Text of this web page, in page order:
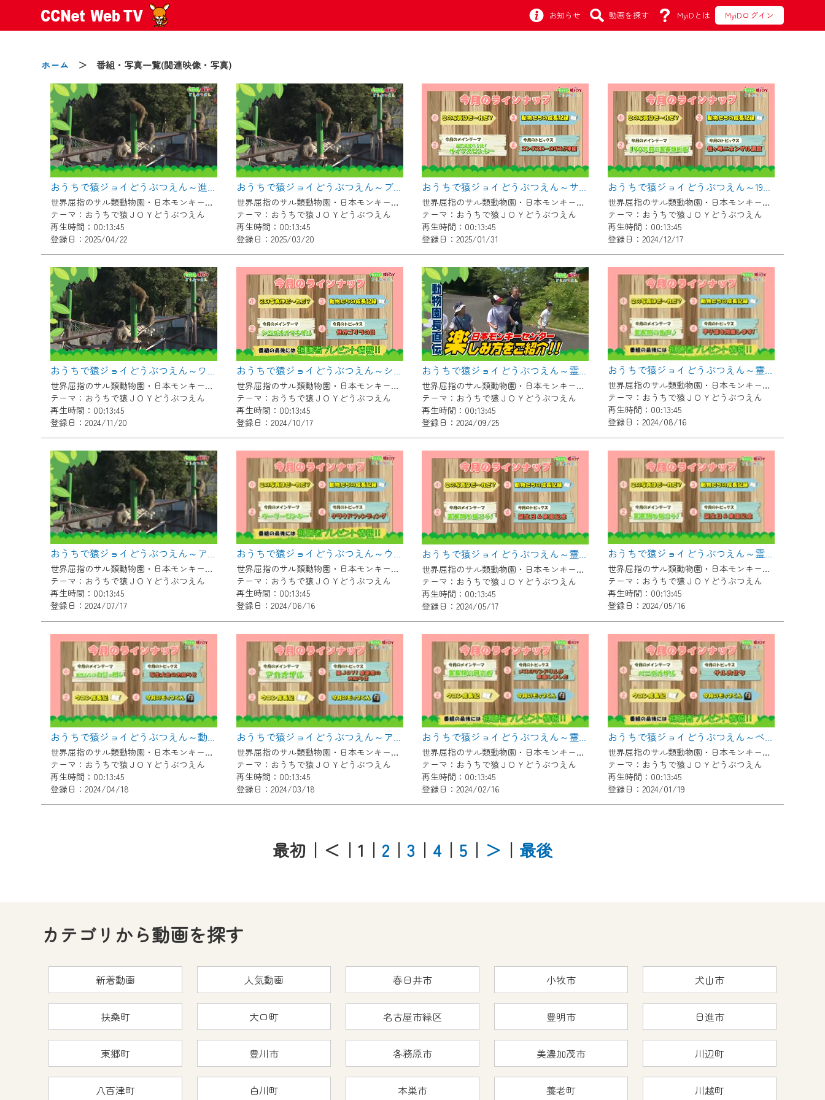
お知らせ 動画を探す MyiDとは MyiDログイン
ホーム ＞ 番組・写真一覧(関連映像・写真)
おうちで猿ジョイどうぶつえん～進化ってどういうこと？～（2025年3月16日初回放送）
世界屈指のサル類動物園・日本モンキーセンター協力の親子で学べる動物番組。
テーマ：おうちで猿ＪＯＹどうぶつえん
再生時間：00:13:45
登録日：2025/04/22
おうちで猿ジョイどうぶつえん～ブラッザグエノン～（2025年2月16日初回放送）
世界屈指のサル類動物園・日本モンキーセンター協力の親子で学べる動物番組。
テーマ：おうちで猿ＪＯＹどうぶつえん
再生時間：00:13:45
登録日：2025/03/20
おうちで猿ジョイどうぶつえん～サイクスモンキー～（2024年12月16日初回放送）
世界屈指のサル類動物園・日本モンキーセンター協力の親子で学べる動物番組。
テーマ：おうちで猿ＪＯＹどうぶつえん
再生時間：00:13:45
登録日：2025/01/31
おうちで猿ジョイどうぶつえん～190年前の霊長類図鑑～（2024年11月16日初回放送）
世界屈指のサル類動物園・日本モンキーセンター協力の親子で学べる動物番組。
テーマ：おうちで猿ＪＯＹどうぶつえん
再生時間：00:13:45
登録日：2024/12/17
おうちで猿ジョイどうぶつえん～ワオキツネザル～（2024年10月16日初回放送）
世界屈指のサル類動物園・日本モンキーセンター協力の親子で学べる動物番組。
テーマ：おうちで猿ＪＯＹどうぶつえん
再生時間：00:13:45
登録日：2024/11/20
おうちで猿ジョイどうぶつえん～シロガオオマキザル～（2024年9月16日初回放送）
世界屈指のサル類動物園・日本モンキーセンター協力の親子で学べる動物番組。
テーマ：おうちで猿ＪＯＹどうぶつえん
再生時間：00:13:45
登録日：2024/10/17
おうちで猿ジョイどうぶつえん～霊長類だけじゃない！？ 夏休みは日本モンキーセンターへ！～（2024年8月16日初回放送）
世界屈指のサル類動物園・日本モンキーセンター協力の親子で学べる動物番組。
テーマ：おうちで猿ＪＯＹどうぶつえん
再生時間：00:13:45
登録日：2024/09/25
おうちで猿ジョイどうぶつえん～霊長類の音声～（2024年7月16日初回放送）
世界屈指のサル類動物園・日本モンキーセンター協力の親子で学べる動物番組。
テーマ：おうちで猿ＪＯＹどうぶつえん
再生時間：00:13:45
登録日：2024/08/16
おうちで猿ジョイどうぶつえん～アンゴラコロブス～（2024年6月16日初回放送）
世界屈指のサル類動物園・日本モンキーセンター協力の親子で学べる動物番組。
テーマ：おうちで猿ＪＯＹどうぶつえん
再生時間：00:13:45
登録日：2024/07/17
おうちで猿ジョイどうぶつえん～ウーリーモンキー～（2024年5月16日初回放送）
世界屈指のサル類動物園・日本モンキーセンター協力の親子で学べる動物番組。
テーマ：おうちで猿ＪＯＹどうぶつえん
再生時間：00:13:45
登録日：2024/06/16
おうちで猿ジョイどうぶつえん～霊長類を描こう～（2024年4月16日初回放送）
世界屈指のサル類動物園・日本モンキーセンター協力の親子で学べる動物番組。
テーマ：おうちで猿ＪＯＹどうぶつえん
再生時間：00:13:45
登録日：2024/05/17
おうちで猿ジョイどうぶつえん～霊長類を描こう～（2024年4月16日初回放送）
世界屈指のサル類動物園・日本モンキーセンター協力の親子で学べる動物番組。
テーマ：おうちで猿ＪＯＹどうぶつえん
再生時間：00:13:45
登録日：2024/05/16
おうちで猿ジョイどうぶつえん～動物たちのお引越し～（2024年3月16日初回放送）
世界屈指のサル類動物園・日本モンキーセンター協力の親子で学べる動物番組。
テーマ：おうちで猿ＪＯＹどうぶつえん
再生時間：00:13:45
登録日：2024/04/18
おうちで猿ジョイどうぶつえん～アカオザル～（2024年2月16日初回放送）
世界屈指のサル類動物園・日本モンキーセンター協力の親子で学べる動物番組。
テーマ：おうちで猿ＪＯＹどうぶつえん
再生時間：00:13:45
登録日：2024/03/18
おうちで猿ジョイどうぶつえん～霊長類の研究者～（2024年1月16日初回放送）
世界屈指のサル類動物園・日本モンキーセンター協力の親子で学べる動物番組。
テーマ：おうちで猿ＪＯＹどうぶつえん
再生時間：00:13:45
登録日：2024/02/16
おうちで猿ジョイどうぶつえん～ベニガオザル～（2023年12月16日初回放送）
世界屈指のサル類動物園・日本モンキーセンター協力の親子で学べる動物番組。
テーマ：おうちで猿ＪＯＹどうぶつえん
再生時間：00:13:45
登録日：2024/01/19
最初 ｜＜ ｜1 ｜ 2 ｜ 3 ｜ 4 ｜ 5 ｜ ＞ ｜ 最後
カテゴリから動画を探す
新着動画 人気動画 春日井市 小牧市 犬山市
扶桑町 大口町 名古屋市緑区 豊明市 日進市
東郷町 豊川市 各務原市 美濃加茂市 川辺町
八百津町 白川町 本巣市 養老町 川越町
お知らせ
2024/09/02
動画配信サービス『CCNet Web TV』は2024年9月24日からリニューアルします！
【変更点】
◆デザイン変更により、お住まいの地域の動画コンテンツが一目瞭然。
◆当社アプリやＰＣブラウザから、いつでも・どこでも・外出先でも！
CCNetサービスエリア20市町の地域情報番組をご視聴いただけます！
【ご注意】
2024年9月24日からはご加入者様へのサービス向上のため、
『CCNet Web TV』を利用いただくには、一部コンテンツを除き、
CCNetサービスへの加入と『CCNetマイページ※』へのログインが必要となります。
何卒、ご理解ご了承の程よろしくお願いいたします。
※マイページへのログインには、MyIDが必要となります。
※MyIDとは、CCNet Web TVを含むCCNetの各種サービスをご利用頂くためのIDです。
IDはお客様が使っているメールアドレスで設定できます。
（GmailやYahooなどのフリーメールアドレスでも作成可能です）
※マイページへのログイン・MyIDの新規登録は
※CCNetアプリをご利用中の方は引き続きご視聴いただけます。
＜メンテナンス情報＞
CCNetWebTVのリニューアルにともないメンテナンス作業を予定しています。
日時 9/24 9:30～16:30
作業の間は、CCNetWebTVの画面が「メンテナンス中」になり、ご利用いただけません。
ご不便をおかけいたしますが、ご了承の程よろしくお願いいたします。